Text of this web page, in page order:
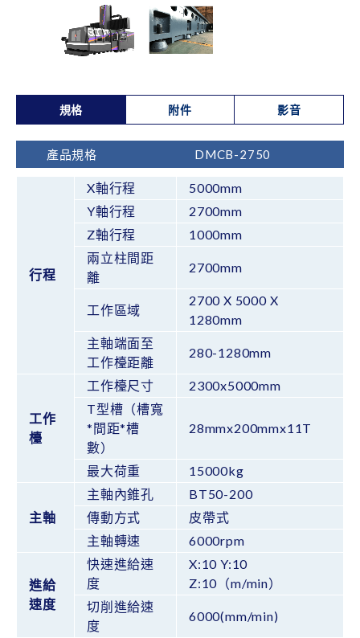
規格 附件 影音
產品規格 DMCB-2750
行程
X軸行程
5000mm
Y軸行程
2700mm
Z軸行程
1000mm
兩立柱間距
離
2700mm
工作區域
2700 X 5000 X
1280mm
主軸端面至
工作檯距離
280-1280mm
工作
檯
工作檯尺寸
2300x5000mm
T型槽（槽寬
*間距*槽
數）
28mmx200mmx11T
最大荷重 15000kg
主軸
主軸內錐孔
BT50-200
傳動方式
皮帶式
主軸轉速
6000rpm
進給
速度
快速進給速
度
X:10 Y:10
Z:10（m/min）
切削進給速
度
6000(mm/min)